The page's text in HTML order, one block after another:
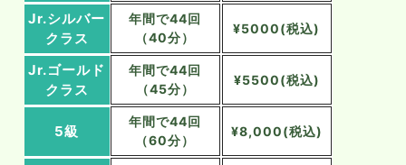
Jr.シルバー
クラス
年間で44回
（40分）
¥5000(税込)
Jr.ゴールド
クラス
年間で44回
（45分）
¥5500(税込)
5級
年間で44回
（60分）
¥8,000(税込)